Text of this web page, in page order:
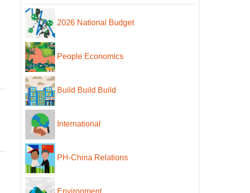
2026 National Budget
People Economics
Build Build Build
International
PH-China Relations